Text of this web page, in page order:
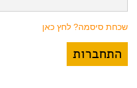
שכחת סיסמה? לחץ כאן